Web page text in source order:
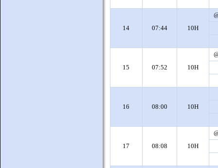
14 07:44 10H
15 07:52 10H
16 08:00 10H
17 08:08 10H